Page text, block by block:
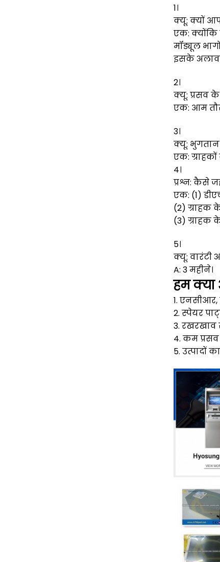
1।
क्यू: क्यों
एक: क्योंकि
मॉड्यूल
इसके
2।
क्यू: प्रसव
एक: आम
3।
क्यू:
एक:
4।
प्रश्न: कैसे
एक: (1)
(2) ग्राहक
(3) ग्राहक
5।
क्यू: वारंटी
A: 3 महीने।
हम क्या
1. एनसीआर,
2. स्पेयर
3. रखरखाव
4. कम
5. उत्पादों